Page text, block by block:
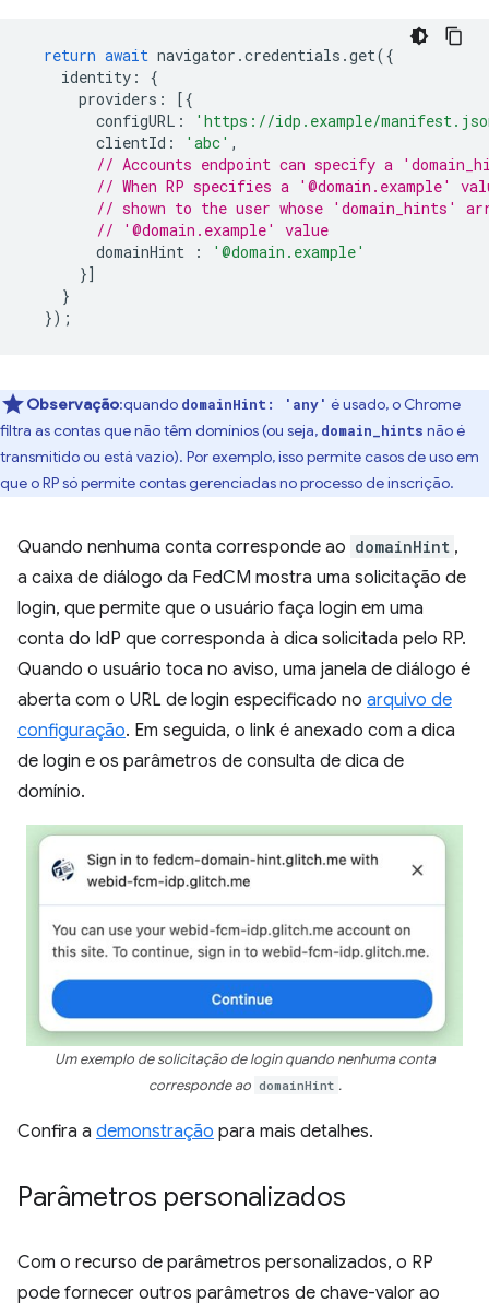
return await navigator .credentials .get({
identity :
{
providers :
[{
configURL :
'https://idp.example/
clientId : 'abc' ,
// Accounts endpoint can specify a
// When RP specifies a '@domain.example'
// shown to the user whose 'domain_hints'
// '@domain.example' value
domainHint
:
'@domain.example'
}]
}
});
Observação:quando domainHint: 'any' é usado, o Chrome
filtra as contas que não têm domínios (ou seja, domain_hints não é
transmitido ou está vazio). Por exemplo, isso permite casos de uso em
que o RP só permite contas gerenciadas no processo de inscrição.
Quando nenhuma conta corresponde ao domainHint ,
a caixa de diálogo da FedCM mostra uma solicitação de
login, que permite que o usuário faça login em uma
conta do IdP que corresponda à dica solicitada pelo RP.
Quando o usuário toca no aviso, uma janela de diálogo é
aberta com o URL de login especificado no arquivo de
configuração. Em seguida, o link é anexado com a dica
de login e os parâmetros de consulta de dica de
domínio.
Um exemplo de solicitação de login quando nenhuma conta
corresponde ao domainHint .
Confira a demonstração para mais detalhes.
Parâmetros personalizados
Com o recurso de parâmetros personalizados, o RP
pode fornecer outros parâmetros de chave-valor ao